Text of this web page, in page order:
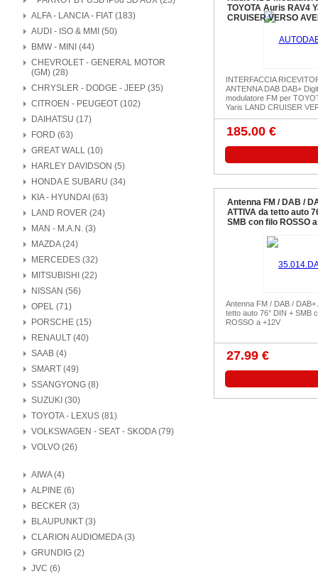
ALFA - LANCIA - FIAT (183)
AUDI - ISO & MMI (50)
BMW - MINI (44)
CHEVROLET - GENERAL MOTOR
(GM) (28)
CHRYSLER - DODGE - JEEP (35)
CITROEN - PEUGEOT (102)
DAIHATSU (17)
FORD (63)
GREAT WALL (10)
HARLEY DAVIDSON (5)
HONDA E SUBARU (34)
KIA - HYUNDAI (63)
LAND ROVER (24)
MAN - M.A.N. (3)
MAZDA (24)
MERCEDES (32)
MITSUBISHI (22)
NISSAN (56)
OPEL (71)
PORSCHE (15)
RENAULT (40)
SAAB (4)
SMART (49)
SSANGYONG (8)
SUZUKI (30)
TOYOTA - LEXUS (81)
VOLKSWAGEN - SEAT - SKODA (79)
VOLVO (26)
AIWA (4)
ALPINE (6)
BECKER (3)
BLAUPUNKT (3)
CLARION AUDIOMEDA (3)
GRUNDIG (2)
JVC (6)
TOYOTA Auris RAV4
CRUISER VERSO
INTERFACCIA
ANTENNA DAB DAB+
modulatore FM per
Yaris LAND CRUISER
185.00 €
Antenna FM / DAB /
ATTIVA da tetto auto
SMB con filo ROSSO
Antenna FM / DAB / DAB+
tetto auto 76° DIN + SMB
ROSSO a +12V
27.99 €